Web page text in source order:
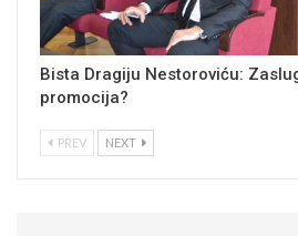
Bista Dragiju Nestoroviću:
promocija?
PREV NEXT